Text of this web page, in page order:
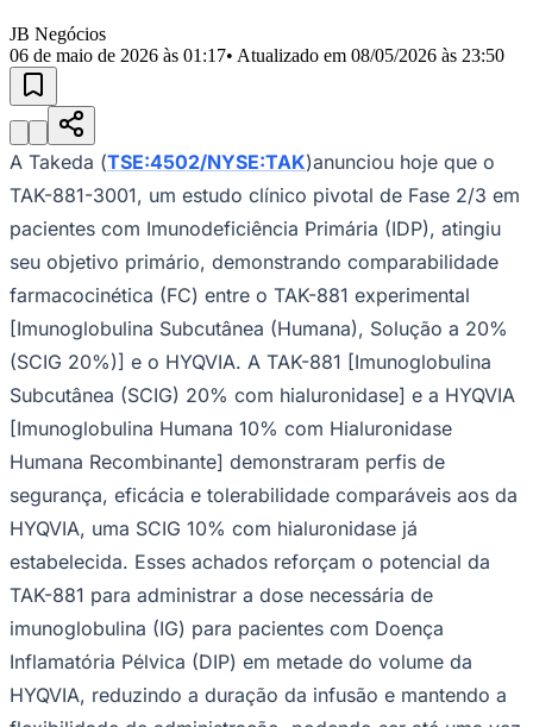
MilitarItapevi
CalifórniaJardim dos AltosJardim dos CamargosJardim
Esperança
Julio
MutingaJardim Paraíso
Luís
Jardim São Pedro
TupãJardim TupanciMutingaNova AldeinhaOsasco Parque dos
Parque Viana Pirapora
do Bom JesusRecanto Phrynéa Santana de
ParnaíbaSilveiraTamboréVale do SolVila BarrosVila Boa VistaVila
do Conde
Vila Nossa Sra. da
EscadaVila PortoVotupoca
Para Sua Empresa
Anuncie no Portal
Guia de Empresas
Divulgar Vagas Novo
Publicidade Legal
Negócios Regionais
Turismo
Segurança Regional
Hospitais Estaduais
Parques & Represas
Cidades da Região
Jandira Itapevi
do Bom JesusAraçariguamaCajamarCaieirasFranco da
RochaFrancisco Morato Taboão da SerraEmbu das ArtesSão Roque
Para Sua Empresa
Anuncie Regional
Guia de Empresas
JB Negócios
06 de maio de 2026 às 01:17• Atualizado em 08/05/2026 às 23:50
A Takeda (TSE:4502/NYSE:TAK)anunciou hoje que o
TAK-881-3001, um estudo clínico pivotal de Fase 2/3 em
pacientes com Imunodeficiência Primária (IDP), atingiu
seu objetivo primário, demonstrando comparabilidade
farmacocinética (FC) entre o TAK-881 experimental
[Imunoglobulina Subcutânea (Humana), Solução a 20%
(SCIG 20%)] e o HYQVIA. A TAK-881 [Imunoglobulina
Subcutânea (SCIG) 20% com hialuronidase] e a HYQVIA
[Imunoglobulina Humana 10% com Hialuronidase
Humana Recombinante] demonstraram perfis de
segurança, eficácia e tolerabilidade comparáveis ​​aos da
HYQVIA, uma SCIG 10% com hialuronidase já
estabelecida. Esses achados reforçam o potencial da
TAK-881 para administrar a dose necessária de
imunoglobulina (IG) para pacientes com Doença
Inflamatória Pélvica (DIP) em metade do volume da
HYQVIA, reduzindo a duração da infusão e mantendo a